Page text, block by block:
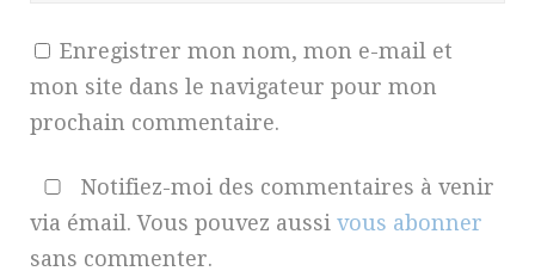
Enregistrer mon nom, mon e-mail et
mon site dans le navigateur pour mon
prochain commentaire.
Notifiez-moi des commentaires à venir
via émail. Vous pouvez aussi vous abonner
sans commenter.